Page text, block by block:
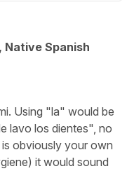
Native Spanish
Using "la" would be
lavo los dientes", no
obviously your own
it would sound